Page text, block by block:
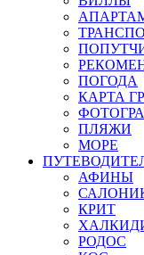
ПОГОДА
КАРТА
ПЛЯЖИ
МОРЕ
АФИНЫ
КРИТ
РОДОС